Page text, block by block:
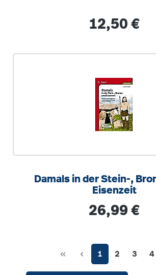
Regulärer Preis:
12,50 €
Damals in der Stein-,
Eisenzeit
Regulärer Preis:
26,99 €
Seite
1 Seite
2 Seite
3 4